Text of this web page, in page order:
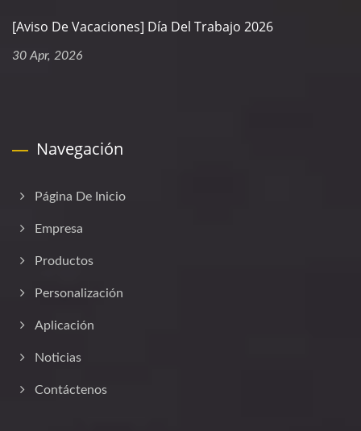
[Aviso De Vacaciones] Día Del Trabajo 2026
30 Apr, 2026
Navegación
Página De Inicio
Empresa
Productos
Personalización
Aplicación
Noticias
Contáctenos